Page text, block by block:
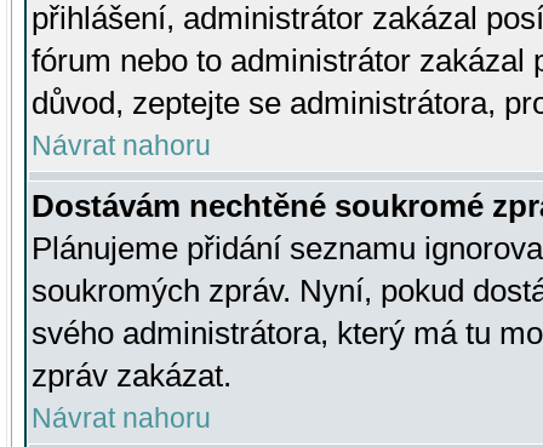
přihlášení, administrátor zakázal
fórum nebo to administrátor zakázal
důvod, zeptejte se administrátora,
Návrat nahoru
Dostávám nechtěné soukromé
Plánujeme přidání seznamu
soukromých zpráv. Nyní, pokud
svého administrátora, který má tu
zpráv zakázat.
Návrat nahoru